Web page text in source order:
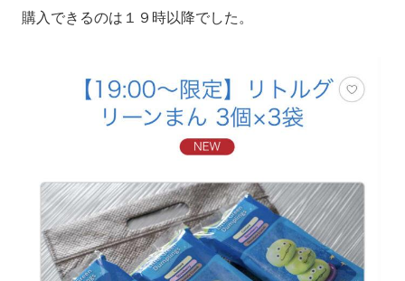
購入できるのは１９時以降でした。